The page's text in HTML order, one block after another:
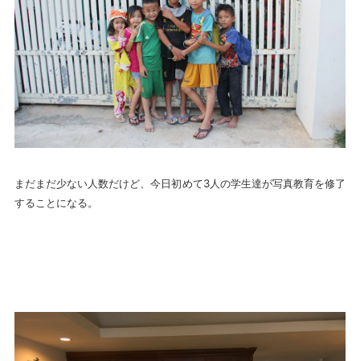
まだまだ少ない人数だけど、今日初めて3人の学生達が写真教育を修了
することになる。